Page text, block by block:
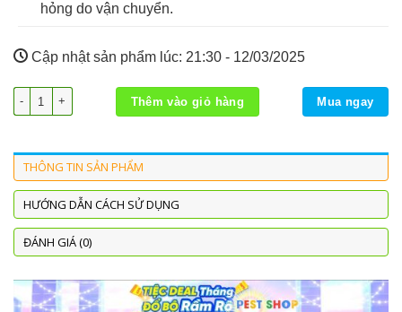
hỏng do vận chuyển.
Cập nhật sản phẩm lúc: 21:30 - 12/03/2025
Thuốc diệt côn trùng Cyp 10EC thế hệ mới giá rẻ, an toàn, hiệu số lượng
Thêm vào giỏ hàng Mua ngay
THÔNG TIN SẢN PHẨM
HƯỚNG DẪN CÁCH SỬ DỤNG
ĐÁNH GIÁ (0)